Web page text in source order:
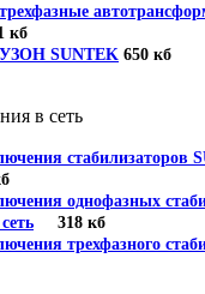
кб
SUNTEK 650 кб
в сеть
стабилизаторов
однофазных
318 кб
трехфазного